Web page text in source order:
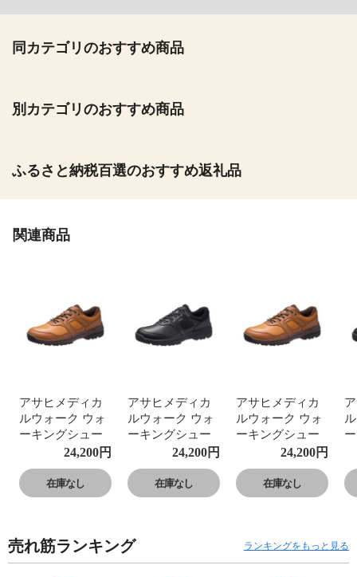
同カテゴリのおすすめ商品
別カテゴリのおすすめ商品
ふるさと納税百選のおすすめ返礼品
関連商品
アサヒメディカ
ルウォーク ウォ
ーキングシュー
ズ レディース メ
ンズ 防水 ゴアテ
ックス 4E 本革
レザー 反射材 黒
24,200円
在庫なし
アサヒメディカ
ルウォーク ウォ
ーキングシュー
ズ レディース メ
ンズ 防水 ゴアテ
ックス 4E 本革
レザー 反射材 黒
24,200円
在庫なし
アサヒメディカ
ルウォーク ウォ
ーキングシュー
ズ レディース メ
ンズ 防水 ゴアテ
ックス 4E 本革
レザー 反射材 黒
24,200円
在庫なし
売れ筋ランキング ランキングをもっと見る